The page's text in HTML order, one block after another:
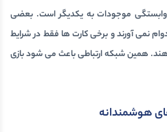
وابستگی موجودات به یکدیگر است. بعضی
نمی آورند و برخی کارت ها فقط در شرایط
همین شبکه ارتباطی باعث می شود بازی
هوشمندانه